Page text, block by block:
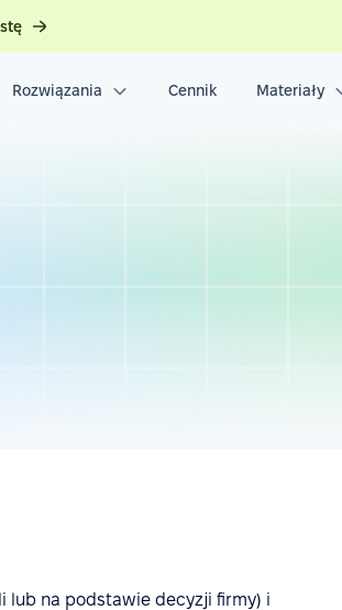
Rozwiązania Cennik Materiały
lub na podstawie decyzji firmy) i